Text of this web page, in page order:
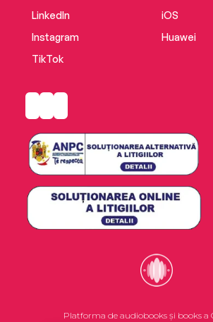
LinkedIn
Instagram
TikTok
iOS
Huawei
Platforma de audiobooks și books a